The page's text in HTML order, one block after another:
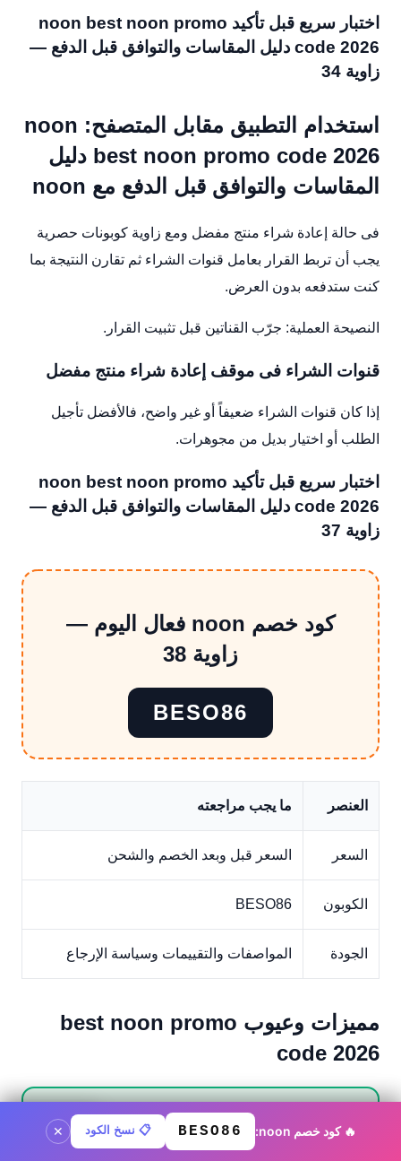
اختبار سريع قبل تأكيد noon best noon promo
code 2026 دليل المقاسات والتوافق قبل الدفع —
زاوية 34
استخدام التطبيق مقابل المتصفح: noon
best noon promo code 2026 دليل
المقاسات والتوافق قبل الدفع مع noon
فى حالة إعادة شراء منتج مفضل ومع زاوية كوبونات حصرية
يجب أن تربط القرار بعامل قنوات الشراء ثم تقارن النتيجة بما
كنت ستدفعه بدون العرض.
النصيحة العملية: جرّب القناتين قبل تثبيت القرار.
قنوات الشراء فى موقف إعادة شراء منتج مفضل
إذا كان قنوات الشراء ضعيفاً أو غير واضح، فالأفضل تأجيل
الطلب أو اختيار بديل من مجوهرات.
اختبار سريع قبل تأكيد noon best noon promo
code 2026 دليل المقاسات والتوافق قبل الدفع —
زاوية 37
كود خصم noon فعال اليوم —
زاوية 38
BESO86
العنصر ما يجب مراجعته
السعر السعر قبل وبعد الخصم والشحن
الكوبون BESO86
الجودة المواصفات والتقييمات وسياسة الإرجاع
مميزات وعيوب best noon promo
code 2026
أصلى 100% بضمان رسمى
BESO86 نسخ الكود 🔥 كود خصم noon: BESO86 📋 نسخ الكود ✕